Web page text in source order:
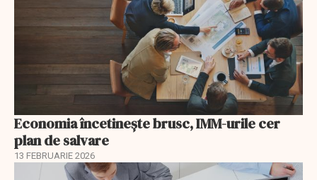
Economia încetinește brusc, IMM-urile cer
plan de salvare
13 FEBRUARIE 2026